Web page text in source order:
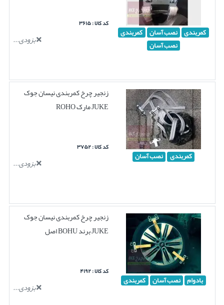
کمربندی نصب آسان کمربندی
نصب آسان
کد کالا : ۳۶۱۵
بزودی...
کمربندی نصب آسان
زنجیر چرخ کمربندی نیسان جوک
JUKE مارک ROHO
کد کالا : ۳۷۵۲
بزودی...
بادوام نصب آسان کمربندی
زنجیر چرخ کمربندی نیسان جوک
JUKE برند BOHU اصل
کد کالا : ۴۱۹۲
بزودی...